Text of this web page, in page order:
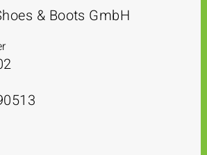
& Boots GmbH